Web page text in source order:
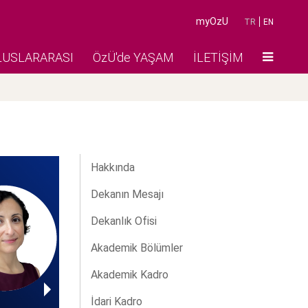
TR EN
myOzU
ÖzÜ'de YAŞAM İLETİŞİM
Hakkında
Dekanın Mesajı
Dekanlık Ofisi
Akademik Bölümler
Akademik Kadro
İdari Kadro